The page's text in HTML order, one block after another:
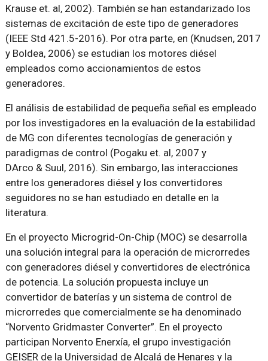
Krause et. al, 2002). También se han estandarizado los
sistemas de excitación de este tipo de generadores
(IEEE Std 421.5-2016). Por otra parte, en (Knudsen, 2017
y Boldea, 2006) se estudian los motores diésel
empleados como accionamientos de estos
generadores.
El análisis de estabilidad de pequeña señal es empleado
por los investigadores en la evaluación de la estabilidad
de MG con diferentes tecnologías de generación y
paradigmas de control (Pogaku et. al, 2007 y
DArco & Suul, 2016). Sin embargo, las interacciones
entre los generadores diésel y los convertidores
seguidores no se han estudiado en detalle en la
literatura.
En el proyecto Microgrid-On-Chip (MOC) se desarrolla
una solución integral para la operación de microrredes
con generadores diésel y convertidores de electrónica
de potencia. La solución propuesta incluye un
convertidor de baterías y un sistema de control de
microrredes que comercialmente se ha denominado
“Norvento Gridmaster Converter”. En el proyecto
participan Norvento Enerxía, el grupo investigación
GEISER de la Universidad de Alcalá de Henares y la